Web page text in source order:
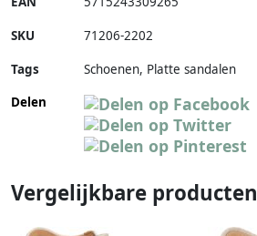
SKU 71206-2202
Tags
Schoenen, Platte sandalen
Delen
Vergelijkbare producten